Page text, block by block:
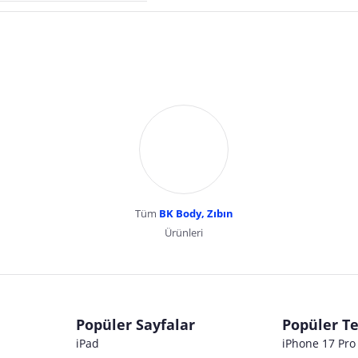
Tüm BK Body, Zıbın
Ürünleri
Popüler Sayfalar
iPad
Popüler
iPhone 17